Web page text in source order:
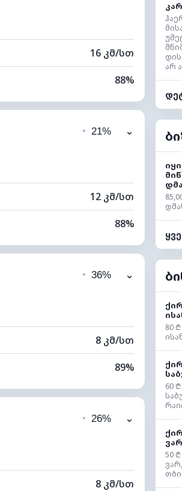
16 კმ/სთ
88%
63%
10 კმ
◔ 21% ⌄
12 კმ/სთ
88%
59%
10 კმ
◔ 36% ⌄
8 კმ/სთ
89%
77%
10 კმ
◔ 26% ⌄
8 კმ/სთ
არ
80 ₾
60 ₾
50 ₾